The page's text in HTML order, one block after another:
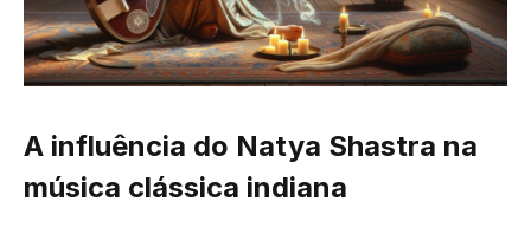
A influência do Natya Shastra na
música clássica indiana